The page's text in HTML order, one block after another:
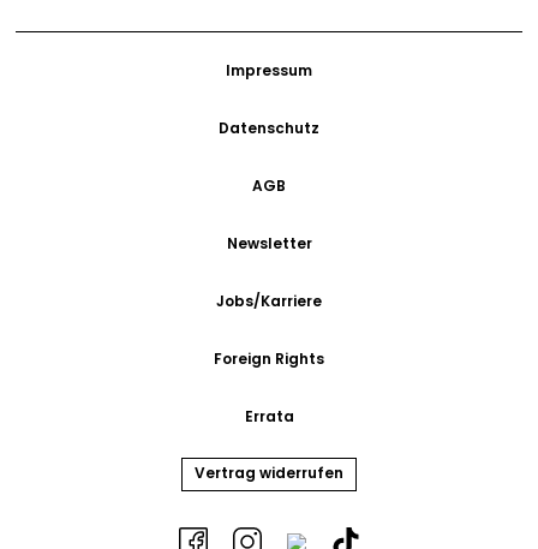
Impressum
Datenschutz
AGB
Newsletter
Jobs/Karriere
Foreign Rights
Errata
Vertrag widerrufen